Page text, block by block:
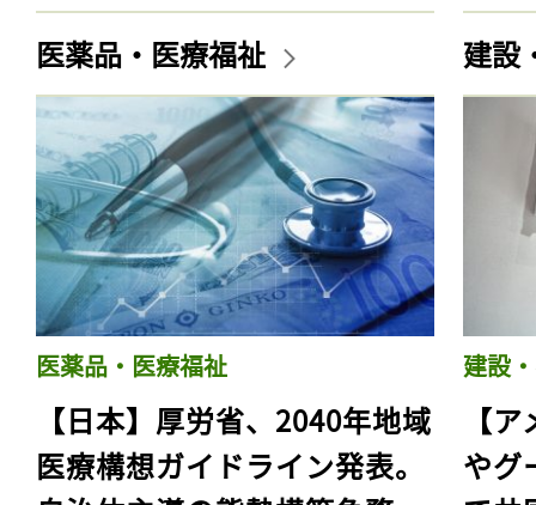
医薬品・医療福祉
医薬品・医療福祉
【日本】厚労省、2040年地域
医療構想ガイドライン発表。
建設
建設
【
やグ